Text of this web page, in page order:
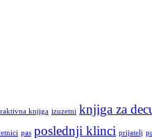
knjiga izuzetni knjiga za
pas poslednji klinci prijatelj